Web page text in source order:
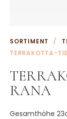
SORTIMENT /
TERRAKOTTA-
RANA
Gesamthöhe